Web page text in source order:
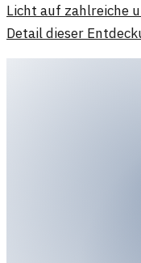
Licht auf zahlreiche
Detail dieser
Forschungsszene.